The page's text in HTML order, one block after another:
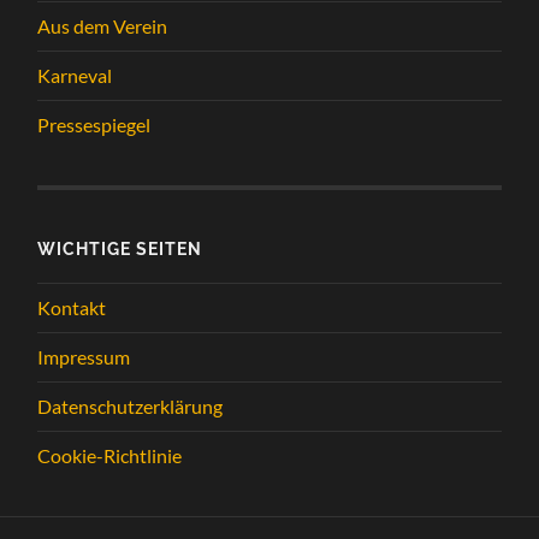
Aus dem Verein
Karneval
Pressespiegel
WICHTIGE SEITEN
Kontakt
Impressum
Datenschutzerklärung
Cookie-Richtlinie